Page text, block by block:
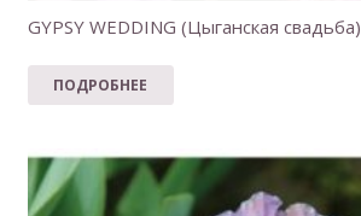
GYPSY WEDDING (Цыганская свадьба)
ПОДРОБНЕЕ